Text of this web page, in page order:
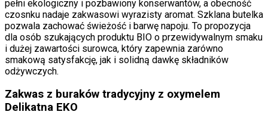
pełni ekologiczny i pozbawiony konserwantów, a obecność
czosnku nadaje zakwasowi wyrazisty aromat. Szklana butelka
pozwala zachować świeżość i barwę napoju. To propozycja
dla osób szukających produktu BIO o przewidywalnym smaku
i dużej zawartości surowca, który zapewnia zarówno
smakową satysfakcję, jak i solidną dawkę składników
odżywczych.
Zakwas z buraków tradycyjny z oxymelem
Delikatna EKO